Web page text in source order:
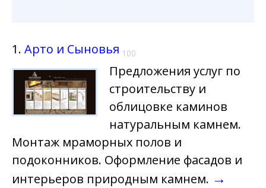
1. Арто и Сыновья 100
Предложения услуг по
строительству и
облицовке каминов
натуральным камнем.
Монтаж мраморных полов и
подоконников. Оформление фасадов и
интерьеров природным камнем. →